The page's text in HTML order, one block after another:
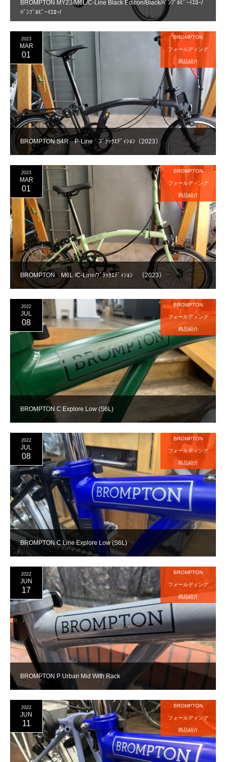
BROMPTON MY23/M6L/C-Line Black Edition/Black/ﾊﾞﾝﾌﾞﾙﾋﾞｰｲｴﾛｰ/
ﾊﾞﾝﾌﾞﾙﾋﾞｰｲｴﾛｰ/
BROMPTON S4R P-Line ﾌﾞﾗｯｸｴﾃﾞｨｼｮﾝ（2023）
2023
MAR
01
BROMPTON
フォールディング
商品紹介
BROMPTON M6L /C-Line/ﾌﾞﾗｯｸｴﾃﾞｨｼｮﾝ （2023）
2023
MAR
01
BROMPTON
フォールディング
商品紹介
BROMPTON C Explore Low (S6L)
2022
JUL
08
BROMPTON
フォールディング
商品紹介
BROMPTON C Line Explore Low (S6L)
2022
JUL
08
BROMPTON
フォールディング
商品紹介
BROMPTON P Urban Mid With Rack
2022
JUN
17
BROMPTON
フォールディング
商品紹介
2022
JUN
11
BROMPTON
フォールディング
商品紹介